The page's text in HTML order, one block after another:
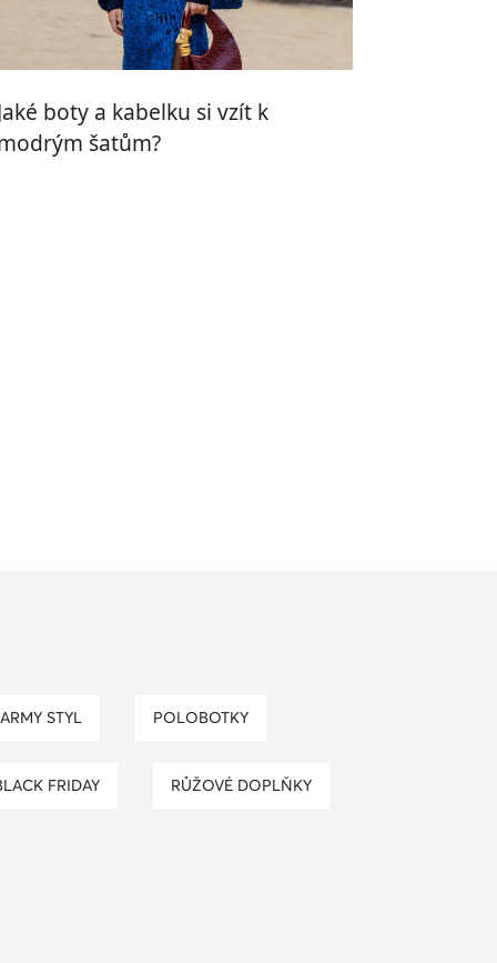
boty a kabelku si vzít k
šatům?
ARMY STYL POLOBOTKY
FRIDAY RŮŽOVÉ DOPLŇKY